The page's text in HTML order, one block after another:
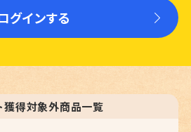
グインする
獲得対象外商品一覧